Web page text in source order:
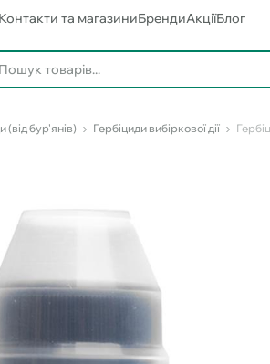
Контакти та магазиниБрендиАкціїБлог
(від бур'янів) Гербіциди вибіркової дії